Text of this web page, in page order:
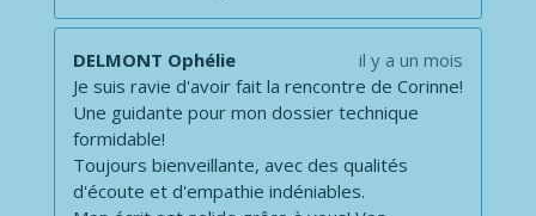
DELMONT Ophélie
il y a un mois
Je suis ravie d'avoir fait la rencontre de Corinne!
Une guidante pour mon dossier technique
formidable!
Toujours bienveillante, avec des qualités
d'écoute et d'empathie indéniables.